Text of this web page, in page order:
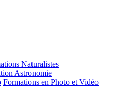
Naturalistes
Astronomie
Formations en Photo et Vidéo